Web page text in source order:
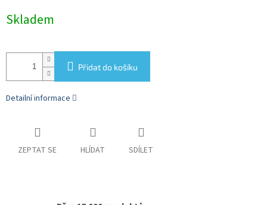
cena:
Skladem
Přidat do košíku
Detailní informace
ZEPTAT SE HLÍDAT SDÍLET